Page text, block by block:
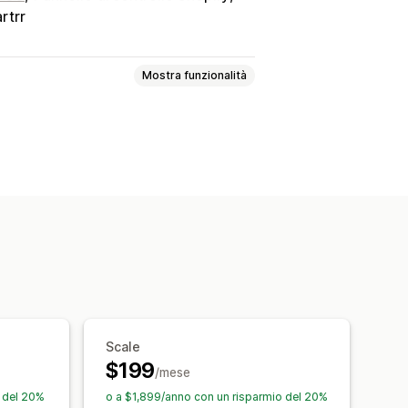
Mostra funzionalità
Confezione regalo
del prodotto
Pacchetti
Sconti progressivi
20%
Scale
$199/mese
o a $1,899/anno con un risparmio del 20%